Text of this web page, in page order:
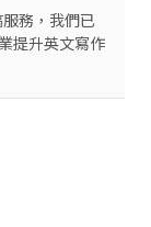
務，我們已
提升英文寫作